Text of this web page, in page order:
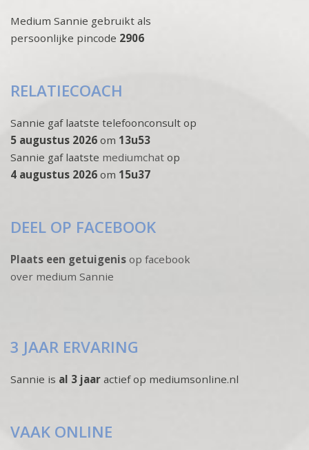
Medium Sannie gebruikt als
persoonlijke pincode 2906
RELATIECOACH
Sannie gaf laatste telefoonconsult op
5 augustus 2026 om 13u53
Sannie gaf laatste mediumchat op
4 augustus 2026 om 15u37
DEEL OP FACEBOOK
Plaats een getuigenis op facebook
over medium Sannie
3 JAAR ERVARING
Sannie is al 3 jaar actief op mediumsonline.nl
VAAK ONLINE